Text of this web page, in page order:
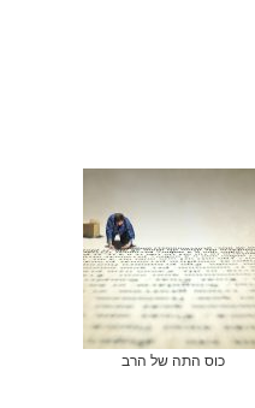
כוס התה של הרב